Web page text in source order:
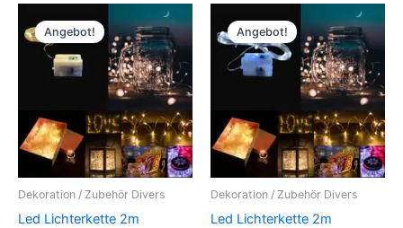
Angebot!
Dekoration / Zubehör Divers
Led Lichterkette 2m
Preis
war:
CHF 8.90
Aktueller
Preis
ist:
CHF 4.50.
Angebot!
Dekoration / Zubehör Divers
Led Lichterkette 2m
Preis
war:
CHF 8.90
Aktueller
Preis
ist:
CHF 4.50.